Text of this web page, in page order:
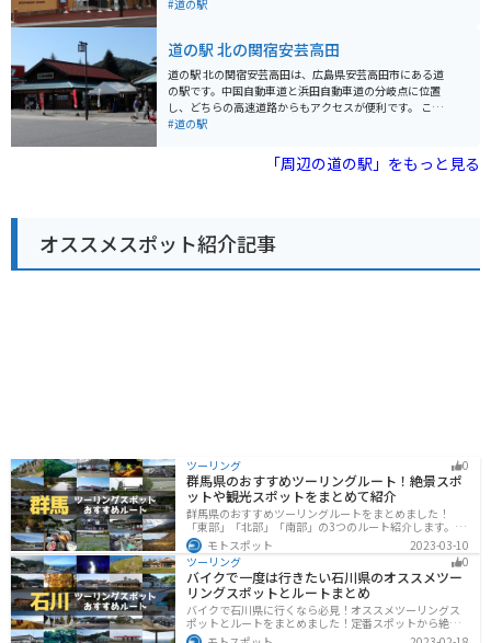
春には桜、秋には紅葉と、四季折々の風景を楽しむこと
ができます。ツーリングの休憩場所として、ぜひ立ち寄
ってみてください。
て最適です。 地元産の新鮮な野菜や果物が人気で、特に
ができ、おすすめは、あきおおたブランドに認定されて
いる「猪肉そば」です。 また、道の駅に隣接して「歴史
民族資料館」があり、安芸高田市の歴史や文化に触れる
ことができます。周辺には、戦国時代の史跡である郡山
城跡や、毛利元就ゆかりの地である吉田郡山歴史公園な
備されているので安心です。周辺の道路は、信号が少な
#道の駅
道の駅 北の関宿安芸高田
道の駅 北の関宿安芸高田は、広島県安芸高田市にある道
の駅です。中国自動車道と浜田自動車道の分岐点に位置
し、どちらの高速道路からもアクセスが便利です。 この
道の駅は、戦国時代の山城「郡山城」の麓にあります。
きにはたまらないスポットです。道の駅の隣には、歴史
民俗資料館があり、郡山城や周辺の歴史について学ぶこ
米どころとして知られており、道の駅でも美味しいお米
を使ったお弁当やおにぎりが人気です。 バイクで訪れる
場合、道の駅の駐車場は広々としており、安心して駐車
#道の駅
「周辺の道の駅」をもっと見る
オススメスポット紹介記事
ツーリング 0
群馬県のおすすめツーリングルート！絶景スポ
ットや観光スポットをまとめて紹介
群馬県のおすすめツーリングルートをまとめました！
「東部」「北部」「南部」の3つのルート紹介します。草
津温泉や伊香保温泉など全国でも有名な温泉や豊かな自
然を満喫するツーリングができます。バイクで群馬県に
ツーリングに行く際は参考にしてください。
モトスポット
2023-03-10
ツーリング
0
バイクで一度は行きたい石川県のオススメツー
リングスポットとルートまとめ
バイクで石川県に行くなら必見！オススメツーリングス
ポットとルートをまとめました！定番スポットから絶景
スポット、温泉、海、グルメなど様々なジャンルで楽し